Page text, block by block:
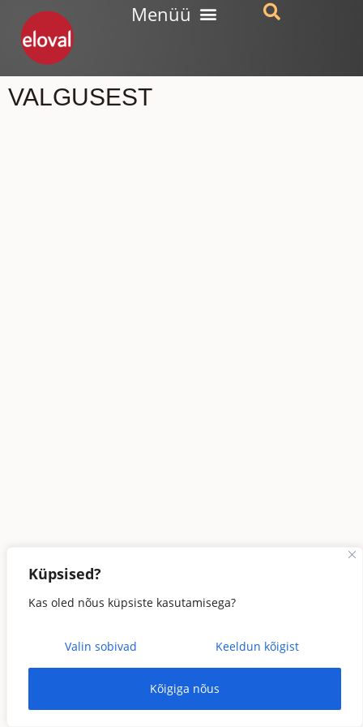
Küpsised?
Kas oled nõus küpsiste kasutamisega?
Valin sobivad Keeldun kõigist
Kõigiga nõus
VALGUSEST